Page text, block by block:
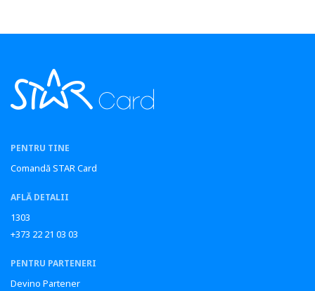
PENTRU TINE
Comandă STAR Card
AFLĂ DETALII
1303
+373 22 21 03 03
PENTRU PARTENERI
Devino Partener